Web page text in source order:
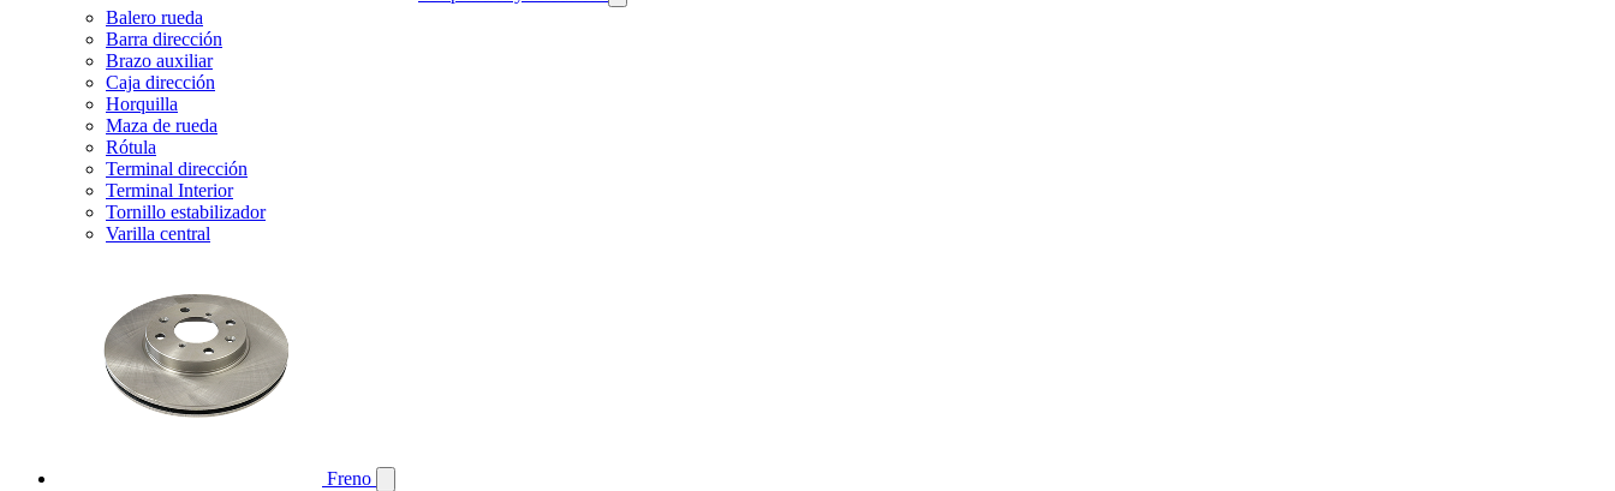
Balero rueda
Barra dirección
Brazo auxiliar
Caja dirección
Horquilla
Maza de rueda
Rótula
Terminal dirección
Terminal Interior
Tornillo estabilizador
Varilla central
Freno